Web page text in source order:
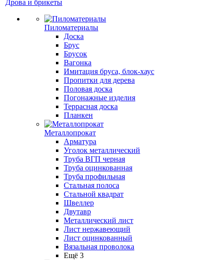
Дрова и брикеты
Пиломатериалы
Доска
Брус
Брусок
Вагонка
Имитация бруса, блок-хаус
Пропитки для дерева
Половая доска
Погонажные изделия
Террасная доска
Планкен
Металлопрокат
Арматура
Уголок металлический
Труба ВГП черная
Труба оцинкованная
Труба профильная
Стальная полоса
Стальной квадрат
Швеллер
Двутавр
Металлический лист
Лист нержавеющий
Лист оцинкованный
Вязальная проволока
Ещё 3